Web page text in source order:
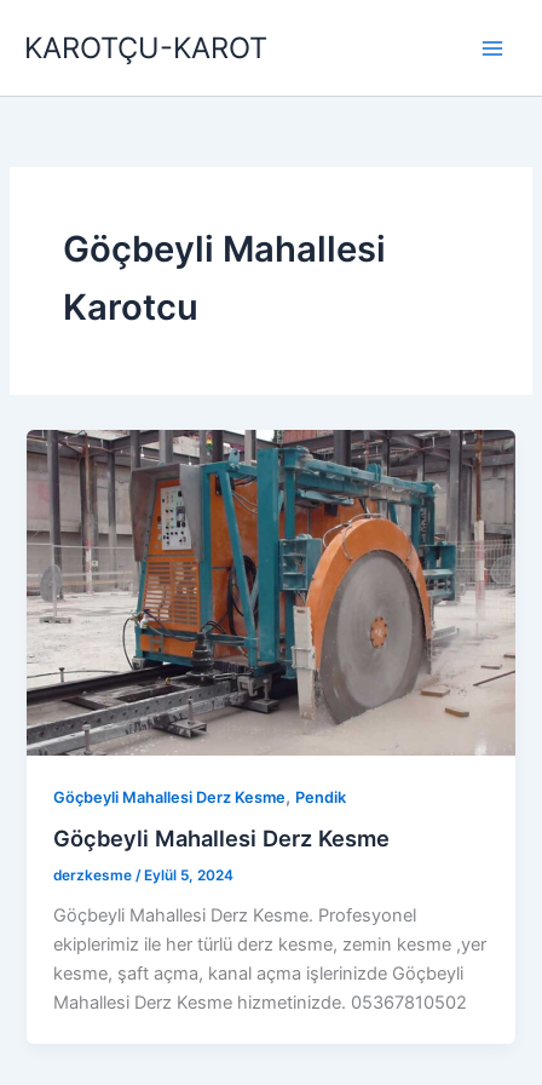
atlaKAROTÇU-KAROT
Göçbeyli Mahallesi
Karotcu
Göçbeyli Mahallesi Derz Kesme, Pendik
Göçbeyli Mahallesi Derz Kesme
derzkesme/ Eylül 5, 2024
Göçbeyli Mahallesi Derz Kesme. Profesyonel
ekiplerimiz ile her türlü derz kesme, zemin kesme ,yer
kesme, şaft açma, kanal açma işlerinizde Göçbeyli
Mahallesi Derz Kesme hizmetinizde. 05367810502